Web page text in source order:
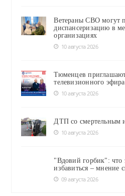
Ветераны СВО могут
диспансеризацию в
организациях
10 августа 2026
Тюменцев приглашают
телевизионного
10 августа 2026
ДТП со смертельным
10 августа 2026
"Вдовий горбик": что
избавиться – мнение
09 августа 2026